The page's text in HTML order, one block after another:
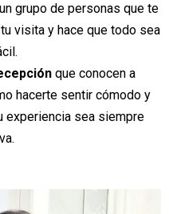
grupo de personas que te
visita y hace que todo sea
que conocen a
hacerte sentir cómodo y
experiencia sea siempre